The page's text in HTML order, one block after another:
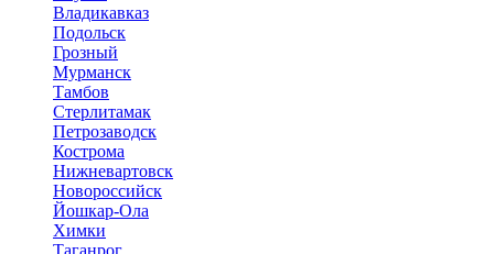
Владикавказ
Подольск
Грозный
Мурманск
Тамбов
Стерлитамак
Петрозаводск
Кострома
Нижневартовск
Новороссийск
Йошкар-Ола
Химки
Таганрог